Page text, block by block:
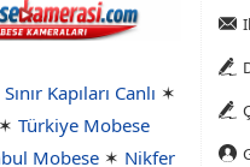
Sınır Kapıları Canlı ✶
✶ Türkiye Mobese
Mobese✶ Nikfer